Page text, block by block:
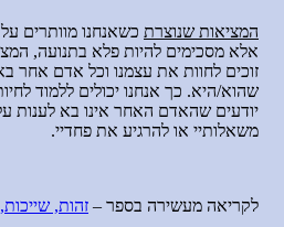
המציאות שנוצרת כשאנחנו מוותרים
אלא מסכימים להיות פלא בתנועה,
זוכים לחוות את עצמנו וכל אדם אחר
שהוא/היא. כך אנחנו יכולים ללמוד
יודעים שהאדם האחר אינו בא לענות
משאלותיי או להרגיע את פחדיי.
לקריאה מעשירה בספר – זהות,